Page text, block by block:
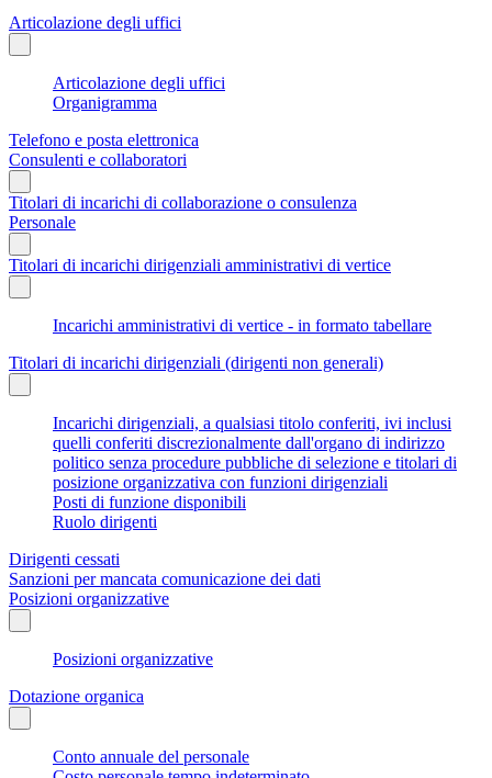
Articolazione degli uffici
Articolazione degli uffici
Organigramma
Telefono e posta elettronica
Consulenti e collaboratori
Titolari di incarichi di collaborazione o consulenza
Personale
Titolari di incarichi dirigenziali amministrativi di vertice
Incarichi amministrativi di vertice - in formato tabellare
Titolari di incarichi dirigenziali (dirigenti non generali)
Incarichi dirigenziali, a qualsiasi titolo conferiti, ivi inclusi
quelli conferiti discrezionalmente dall'organo di indirizzo
politico senza procedure pubbliche di selezione e titolari di
posizione organizzativa con funzioni dirigenziali
Posti di funzione disponibili
Ruolo dirigenti
Dirigenti cessati
Sanzioni per mancata comunicazione dei dati
Posizioni organizzative
Posizioni organizzative
Dotazione organica
Conto annuale del personale